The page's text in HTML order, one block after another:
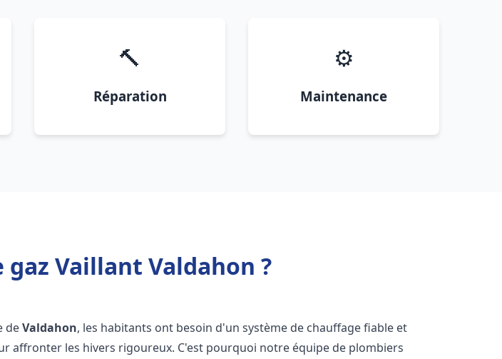
🔨
Réparation
⚙️
Maintenance
Vaillant Valdahon ?
deValdahon, les habitants ont besoin d'un système de chauffage fiable et
affronter les hivers rigoureux. C'est pourquoi notre équipe de plombiers